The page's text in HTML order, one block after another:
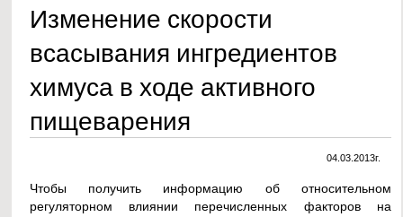
Изменение скорости
всасывания ингредиентов
химуса в ходе активного
пищеварения
04.03.2013г.
Чтобы получить информацию об относительном
регуляторном влиянии перечисленных факторов на